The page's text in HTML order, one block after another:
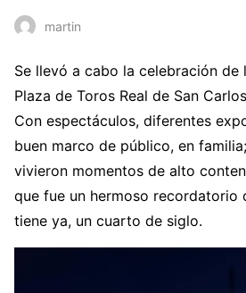
martin
Se llevó a cabo la celebración de
Plaza de Toros Real de San
Con espectáculos, diferentes
buen marco de público, en
vivieron momentos de alto
que fue un hermoso recordatorio
tiene ya, un cuarto de siglo.